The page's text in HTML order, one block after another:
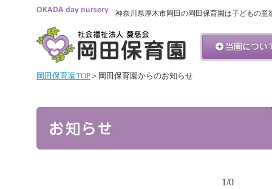
神奈川県厚木市岡田の岡田保育園は子どもの意
岡田保育園TOP ＞岡田保育園からのお知らせ
1/0